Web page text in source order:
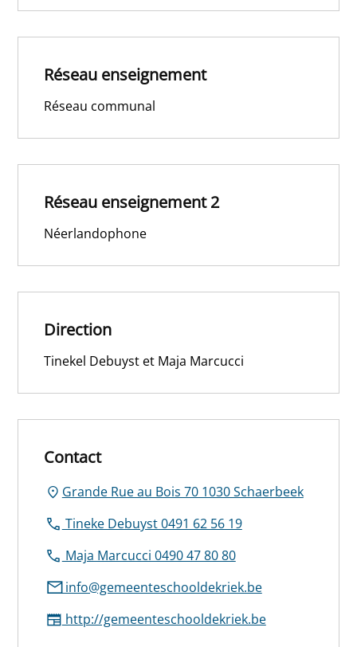
Réseau enseignement
Réseau communal
Réseau enseignement 2
Néerlandophone
Direction
Tinekel Debuyst et Maja Marcucci
Contact
Grande Rue au Bois 70 1030 Schaerbeek
Tineke Debuyst 0491 62 56 19
Maja Marcucci 0490 47 80 80
info@gemeenteschooldekriek.be
http://gemeenteschooldekriek.be